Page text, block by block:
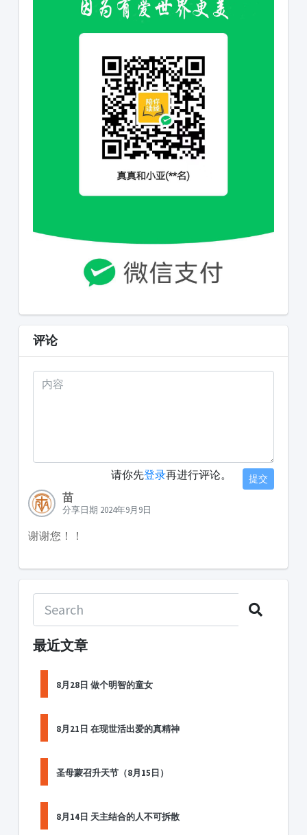
评论
请你先登录再进行评论。 提交
苗
分享日期 2024年9月9日
谢谢您！！
最近文章
8月28日 做个明智的童女
8月21日 在现世活出爱的真精神
圣母蒙召升天节（8月15日）
8月14日 天主结合的人不可拆散